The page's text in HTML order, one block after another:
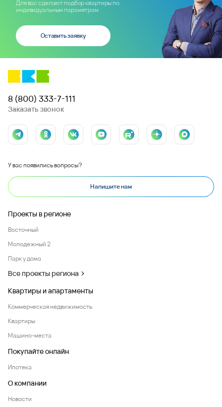
Для вас сделают подбор квартиры по
индивидуальным параметрам
Оставить заявку
8 (800) 333-7-111
Заказать звонок
У вас появились вопросы?
Напишите нам
Проекты в регионе
Восточный
Молодежный 2
Парк у дома
Все проекты региона
Квартиры и апартаменты
Коммерческая недвижимость
Квартиры
Машино-места
Покупайте онлайн
Ипотека
О компании
Новости